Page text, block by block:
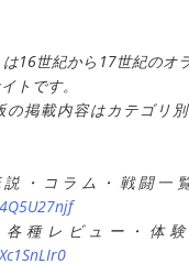
は16世紀から17世紀のオ
トです。
の掲載内容はカテゴリ
・コラム・戦闘一
種レビュー・体